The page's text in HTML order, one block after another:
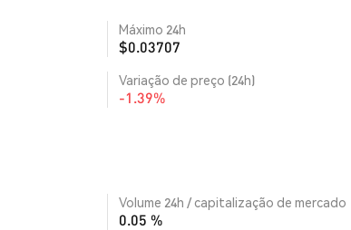
Máximo 24h
$0.03707
Variação de preço (24h)
-1.39%
Volume 24h / capitalização de mercado
0.05 %